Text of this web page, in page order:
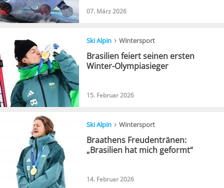
07. März 2026
Ski Alpin › Wintersport
Brasilien feiert seinen ersten
Winter-Olympiasieger
15. Februar 2026
Ski Alpin › Wintersport
Braathens Freudentränen:
„Brasilien hat mich geformt“
14. Februar 2026